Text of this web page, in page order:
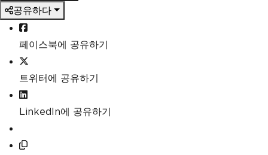
공유하다
페이스북에 공유하기
트위터에 공유하기
LinkedIn에 공유하기